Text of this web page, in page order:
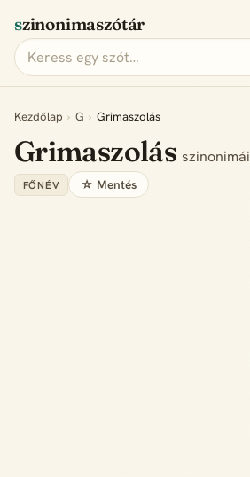
szinonimaszótár
Kezdőlap › G › Grimaszolás
Grimaszolásszinonimái
FŐNÉV ☆ Mentés